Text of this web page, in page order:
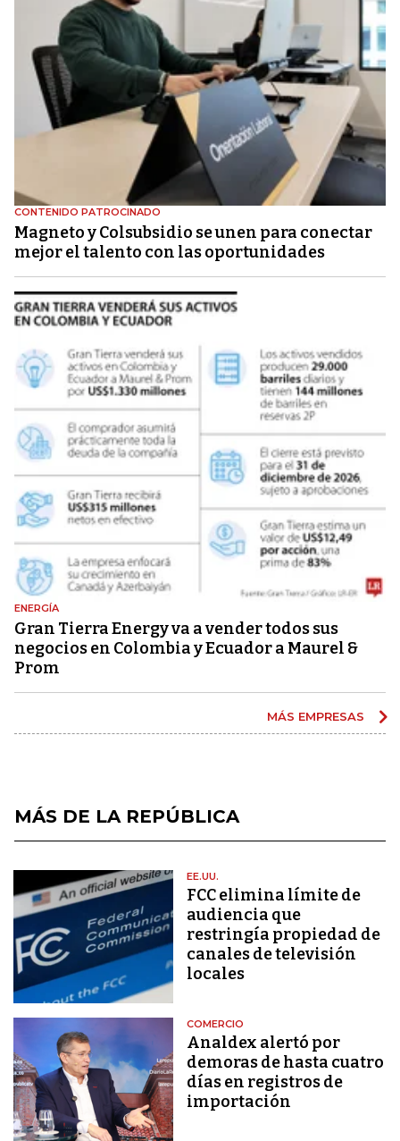
CONTENIDO PATROCINADO
Magneto y Colsubsidio se unen para conectar
mejor el talento con las oportunidades
ENERGÍA
Gran Tierra Energy va a vender todos sus
negocios en Colombia y Ecuador a Maurel &
Prom
MÁS EMPRESAS
MÁS DE LA REPÚBLICA
EE.UU.
FCC elimina límite de
audiencia que
restringía propiedad de
canales de televisión
locales
COMERCIO
Analdex alertó por
demoras de hasta cuatro
días en registros de
importación